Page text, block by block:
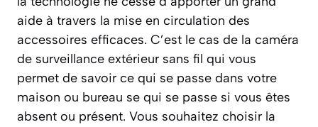
aide à travers la mise en circulation des
accessoires efficaces. C’est le cas de la caméra
de surveillance extérieur sans fil qui vous
permet de savoir ce qui se passe dans votre
maison ou bureau se qui se passe si vous êtes
absent ou présent. Vous souhaitez choisir la